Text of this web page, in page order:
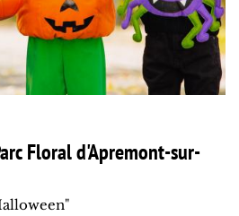
Floral d'Apremont-sur-